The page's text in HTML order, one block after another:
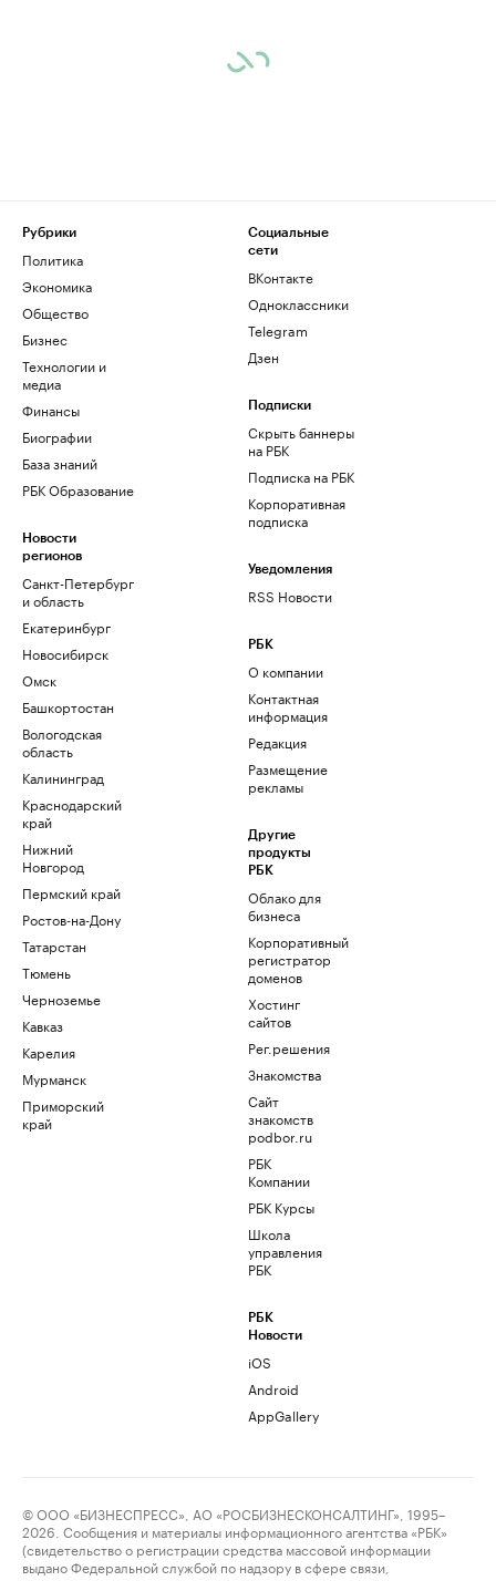
Рубрики
Политика
Экономика
Общество
Бизнес
Технологии и
медиа
Финансы
Биографии
База знаний
РБК Образование
Новости
регионов
Санкт-Петербург
и область
Екатеринбург
Новосибирск
Омск
Башкортостан
Вологодская
область
Калининград
Краснодарский
край
Нижний
Новгород
Пермский край
Ростов-на-Дону
Татарстан
Тюмень
Черноземье
Кавказ
Карелия
Мурманск
Приморский
край
Социальные
сети
ВКонтакте
Одноклассники
Telegram
Дзен
Подписки
Скрыть баннеры
на РБК
Подписка на РБК
Корпоративная
подписка
Уведомления
RSS Новости
РБК
О компании
Контактная
информация
Редакция
Размещение
рекламы
Другие
продукты
РБК
Облако для
бизнеса
Корпоративный
регистратор
доменов
Хостинг
сайтов
Рег.решения
Знакомства
Сайт
знакомств
podbor.ru
РБК
Компании
РБК Курсы
Школа
управления
РБК
РБК
Новости
iOS
Android
AppGallery
© ООО «БИЗНЕСПРЕСС», АО «РОСБИЗНЕСКОНСАЛТИНГ», 1995–
2026. Сообщения и материалы информационного агентства «РБК»
(свидетельство о регистрации средства массовой информации
выдано Федеральной службой по надзору в сфере связи,